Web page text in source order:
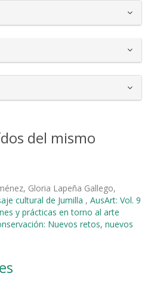
del mismo
Gloria Lapeña Gallego,
cultural de Jumilla , AusArt: Vol. 9
y prácticas en torno al arte
Nuevos retos, nuevos